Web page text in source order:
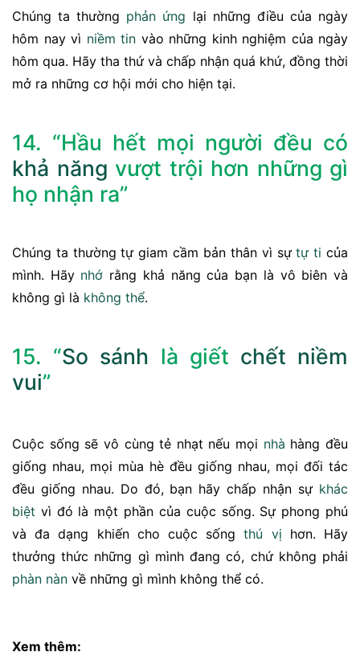
Chúng ta thường phản ứng lại những điều của ngày
hôm nay vì niềm tin vào những kinh nghiệm của ngày
hôm qua. Hãy tha thứ và chấp nhận quá khứ, đồng thời
mở ra những cơ hội mới cho hiện tại.
14. “Hầu hết mọi người đều có
khả năng vượt trội hơn những gì
họ nhận ra”
Chúng ta thường tự giam cầm bản thân vì sựtự ti của
mình. Hãy nhớ rằng khả năng của bạn là vô biên và
không gì là không thể.
15. “So sánh là giết chết niềm
vui”
Cuộc sống sẽ vô cùng tẻ nhạt nếu mọi nhà hàng đều
giống nhau, mọi mùa hè đều giống nhau, mọi đối tác
đều giống nhau. Do đó, bạn hãy chấp nhận sự khác
biệt vì đó là một phần của cuộc sống. Sự phong phú
và đa dạng khiến cho cuộc sốngthú vị hơn. Hãy
thưởng thức những gì mình đang có, chứ không phải
phàn nàn về những gì mình không thể có.
Xem thêm: